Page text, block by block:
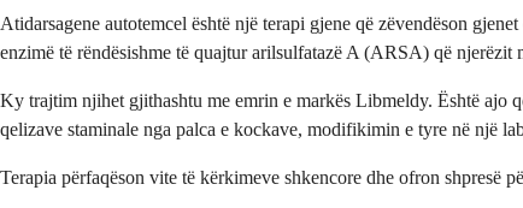
Atidarsagene autotemcel është një terapi gjene që zëvendëson
enzimë të rëndësishme të quajtur arilsulfatazë A (ARSA) që
Ky trajtim njihet gjithashtu me emrin e markës Libmeldy. Është ajo
qelizave staminale nga palca e kockave, modifikimin e tyre në një
Terapia përfaqëson vite të kërkimeve shkencore dhe ofron shpresë